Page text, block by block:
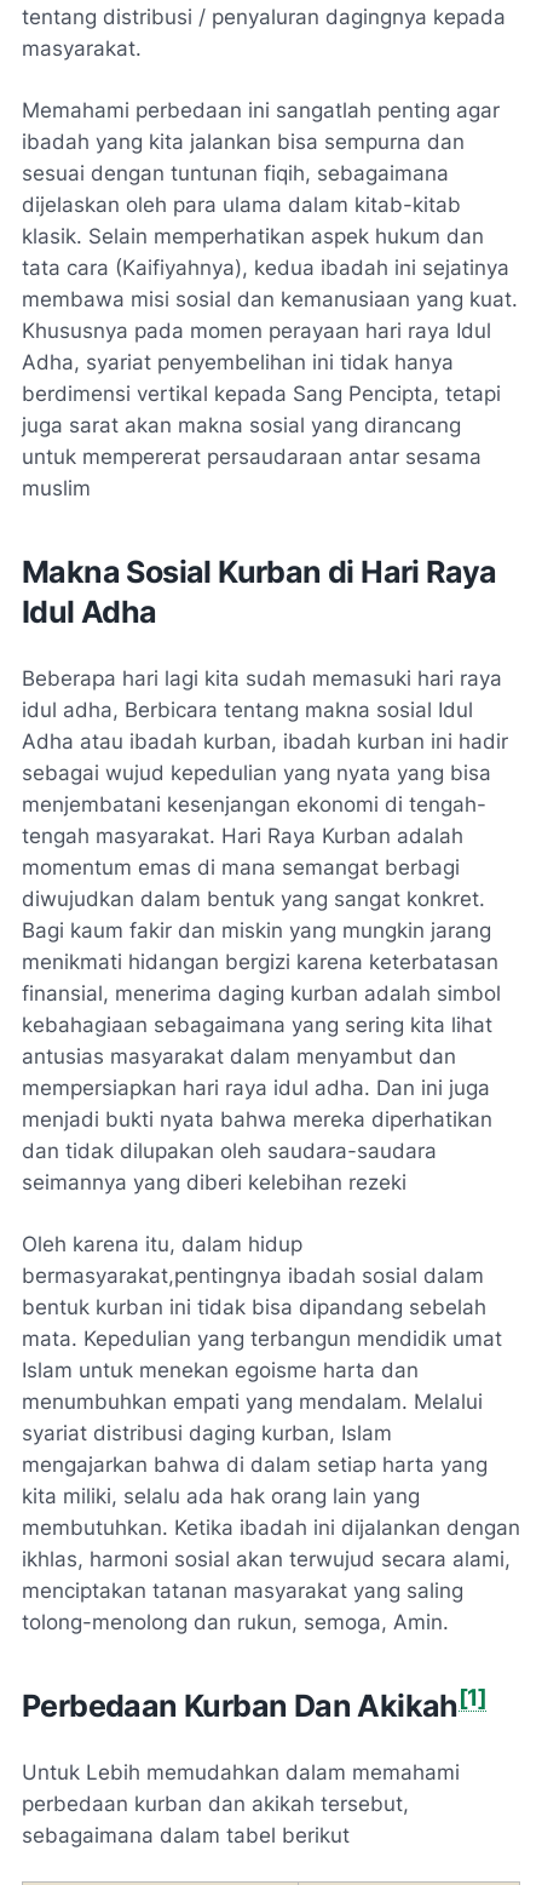
tentang distribusi / penyaluran dagingnya kepada
masyarakat.
Memahami perbedaan ini sangatlah penting agar
ibadah yang kita jalankan bisa sempurna dan
sesuai dengan tuntunan fiqih, sebagaimana
dijelaskan oleh para ulama dalam kitab-kitab
klasik. Selain memperhatikan aspek hukum dan
tata cara (Kaifiyahnya), kedua ibadah ini sejatinya
membawa misi sosial dan kemanusiaan yang kuat.
Khususnya pada momen perayaan hari raya Idul
Adha, syariat penyembelihan ini tidak hanya
berdimensi vertikal kepada Sang Pencipta, tetapi
juga sarat akan makna sosial yang dirancang
untuk mempererat persaudaraan antar sesama
muslim
Makna Sosial Kurban di Hari Raya
Idul Adha
Beberapa hari lagi kita sudah memasuki hari raya
idul adha, Berbicara tentang makna sosial Idul
Adha atau ibadah kurban, ibadah kurban ini hadir
sebagai wujud kepedulian yang nyata yang bisa
menjembatani kesenjangan ekonomi di tengah-
tengah masyarakat. Hari Raya Kurban adalah
momentum emas di mana semangat berbagi
diwujudkan dalam bentuk yang sangat konkret.
Bagi kaum fakir dan miskin yang mungkin jarang
menikmati hidangan bergizi karena keterbatasan
finansial, menerima daging kurban adalah simbol
kebahagiaan sebagaimana yang sering kita lihat
antusias masyarakat dalam menyambut dan
mempersiapkan hari raya idul adha. Dan ini juga
menjadi bukti nyata bahwa mereka diperhatikan
dan tidak dilupakan oleh saudara-saudara
seimannya yang diberi kelebihan rezeki
Oleh karena itu, dalam hidup
bermasyarakat,pentingnya ibadah sosial dalam
bentuk kurban ini tidak bisa dipandang sebelah
mata. Kepedulian yang terbangun mendidik umat
Islam untuk menekan egoisme harta dan
menumbuhkan empati yang mendalam. Melalui
syariat distribusi daging kurban, Islam
mengajarkan bahwa di dalam setiap harta yang
kita miliki, selalu ada hak orang lain yang
membutuhkan. Ketika ibadah ini dijalankan dengan
ikhlas, harmoni sosial akan terwujud secara alami,
menciptakan tatanan masyarakat yang saling
tolong-menolong dan rukun, semoga, Amin.
Perbedaan Kurban Dan Akikah[1]
Untuk Lebih memudahkan dalam memahami
perbedaan kurban dan akikah tersebut,
sebagaimana dalam tabel berikut